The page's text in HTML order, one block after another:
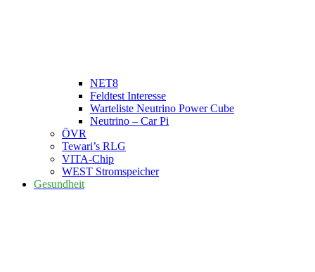
NET8
Feldtest Interesse
Warteliste Neutrino Power Cube
Neutrino – Car Pi
ÖVR
Tewari’s RLG
VITA-Chip
WEST Stromspeicher
Gesundheit